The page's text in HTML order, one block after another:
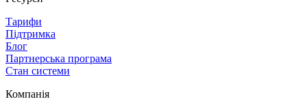
Тарифи
Підтримка
Блог
Партнерська програма
Стан системи
Компанія